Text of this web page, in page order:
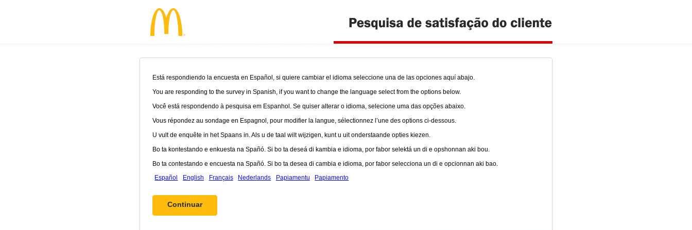
Está respondiendo la encuesta en Español, si quiere cambiar el idioma seleccione una de las opciones aquí abajo.
You are responding to the survey in Spanish, if you want to change the language select from the options below.
Você está respondendo à pesquisa em Espanhol. Se quiser alterar o idioma, selecione uma das opções abaixo.
Vous répondez au sondage en Espagnol, pour modifier la langue, sélectionnez l’une des options ci-dessous.
U vult de enquête in het Spaans in. Als u de taal wilt wijzigen, kunt u uit onderstaande opties kiezen.
Bo ta kontestando e enkuesta na Spañó. Si bo ta deseá di kambia e idioma, por fabor selektá un di e opshonnan aki bou.
Bo ta contestando e encuesta na Spañó. Si bo ta desea di cambia e idioma, por fabor selecciona un di e opcionnan aki bao.
Español
English Français Nederlands Papiamentu Papiamento